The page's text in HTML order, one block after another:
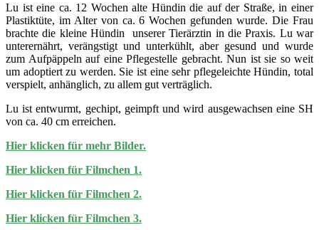
Lu ist eine ca. 12 Wochen alte Hündin die auf der Straße, in einer
Plastiktüte, im Alter von ca. 6 Wochen gefunden wurde. Die Frau
brachte die kleine Hündin unserer Tierärztin in die Praxis. Lu war
unterernährt, verängstigt und unterkühlt, aber gesund und wurde
zum Aufpäppeln auf eine Pflegestelle gebracht. Nun ist sie so weit
um adoptiert zu werden. Sie ist eine sehr pflegeleichte Hündin, total
verspielt, anhänglich, zu allem gut verträglich.
Lu ist entwurmt, gechipt, geimpft und wird ausgewachsen eine SH
von ca. 40 cm erreichen.
Hier klicken für mehr Bilder.
Hier klicken für Filmchen 1.
Hier klicken für Filmchen 2.
Hier klicken für Filmchen 3.